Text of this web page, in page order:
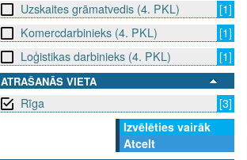
Uzskaites grāmatvedis (4. PKL)
[1]
Komercdarbinieks (4. PKL)
[1]
Loģistikas darbinieks (4. PKL)
[1]
ATRAŠANĀS VIETA
Rīga
[3]
Izvēlēties vairāk
Atcelt